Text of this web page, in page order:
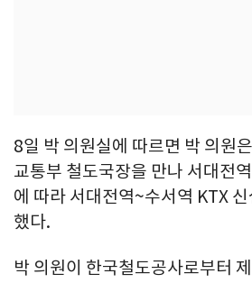
8일 박 의원실에 따르면 박 의원
교통부 철도국장을 만나 서대전
에 따라 서대전역~수서역 KTX
했다.
박 의원이 한국철도공사로부터